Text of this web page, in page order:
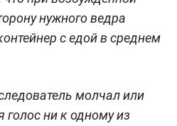
нужного ведра
с едой в среднем
молчал или
голос ни к одному из